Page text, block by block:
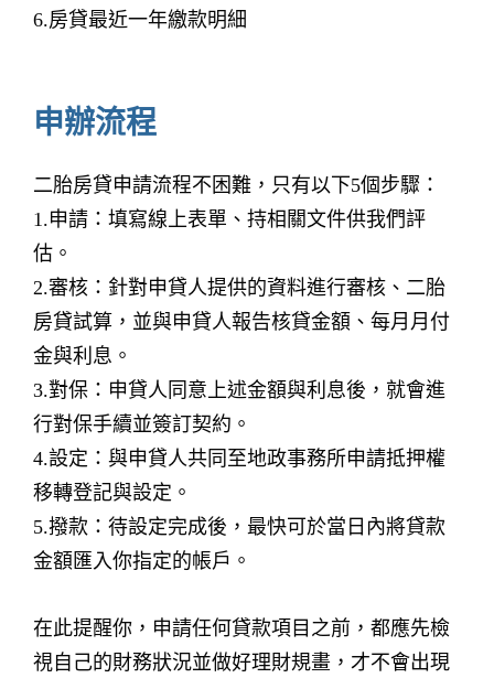
6.房貸最近一年繳款明細
申辦流程
二胎房貸申請流程不困難，只有以下5個步驟：
1.申請：填寫線上表單、持相關文件供我們評
估。
2.審核：針對申貸人提供的資料進行審核、二胎
房貸試算，並與申貸人報告核貸金額、每月月付
金與利息。
3.對保：申貸人同意上述金額與利息後，就會進
行對保手續並簽訂契約。
4.設定：與申貸人共同至地政事務所申請抵押權
移轉登記與設定。
5.撥款：待設定完成後，最快可於當日內將貸款
金額匯入你指定的帳戶。
在此提醒你，申請任何貸款項目之前，都應先檢
視自己的財務狀況並做好理財規畫，才不會出現